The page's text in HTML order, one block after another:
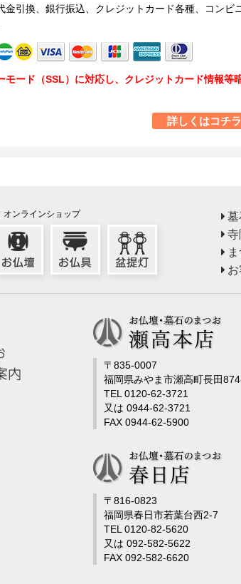
金引換、銀行振込、クレジットカード各種、コンビ
モード（SSL）に対応し、クレジットカード情報等
詳しくはコチラ
オンラインショップ
墓
寺
〒835-0007
福岡県みやま市瀬高町長田
TEL 0120-62-3721
又は 0944-62-3721
FAX 0944-62-5900
〒816-0823
福岡県春日市若葉台西2-7
TEL 0120-82-5620
又は 092-582-5622
FAX 092-582-6620